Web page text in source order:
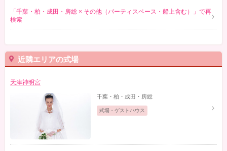
「千葉・柏・成田・房総 × その他（パーティスペース・船上含む）」で再
検索
近隣エリアの式場
天津神明宮
千葉・柏・成田・房総
式場・ゲストハウス